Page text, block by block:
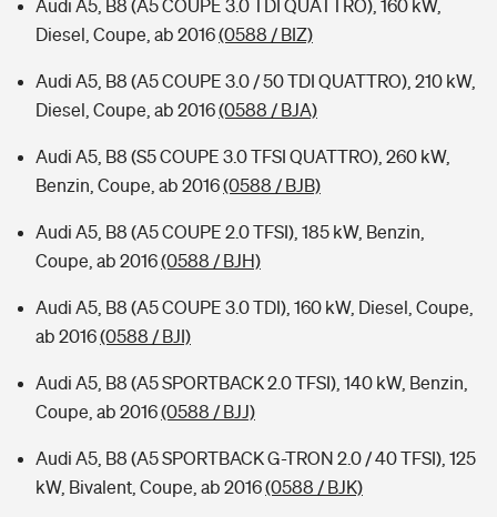
Audi A5, B8 (A5 COUPE 3.0 TDI QUATTRO), 160 kW,
Diesel, Coupe, ab 2016(0588 / BIZ)
Audi A5, B8 (A5 COUPE 3.0 / 50 TDI QUATTRO), 210 kW,
Diesel, Coupe, ab 2016(0588 / BJA)
Audi A5, B8 (S5 COUPE 3.0 TFSI QUATTRO), 260 kW,
Benzin, Coupe, ab 2016(0588 / BJB)
Audi A5, B8 (A5 COUPE 2.0 TFSI), 185 kW, Benzin,
Coupe, ab 2016(0588 / BJH)
Audi A5, B8 (A5 COUPE 3.0 TDI), 160 kW, Diesel, Coupe,
ab 2016(0588 / BJI)
Audi A5, B8 (A5 SPORTBACK 2.0 TFSI), 140 kW, Benzin,
Coupe, ab 2016(0588 / BJJ)
Audi A5, B8 (A5 SPORTBACK G-TRON 2.0 / 40 TFSI), 125
kW, Bivalent, Coupe, ab 2016(0588 / BJK)